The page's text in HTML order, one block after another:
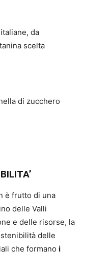
da
scelta
di zucchero
è frutto di una
delle Valli
e delle risorse, la
delle
che formano i